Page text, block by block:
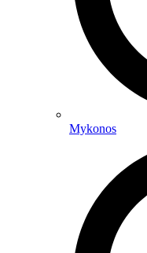
Mykonos